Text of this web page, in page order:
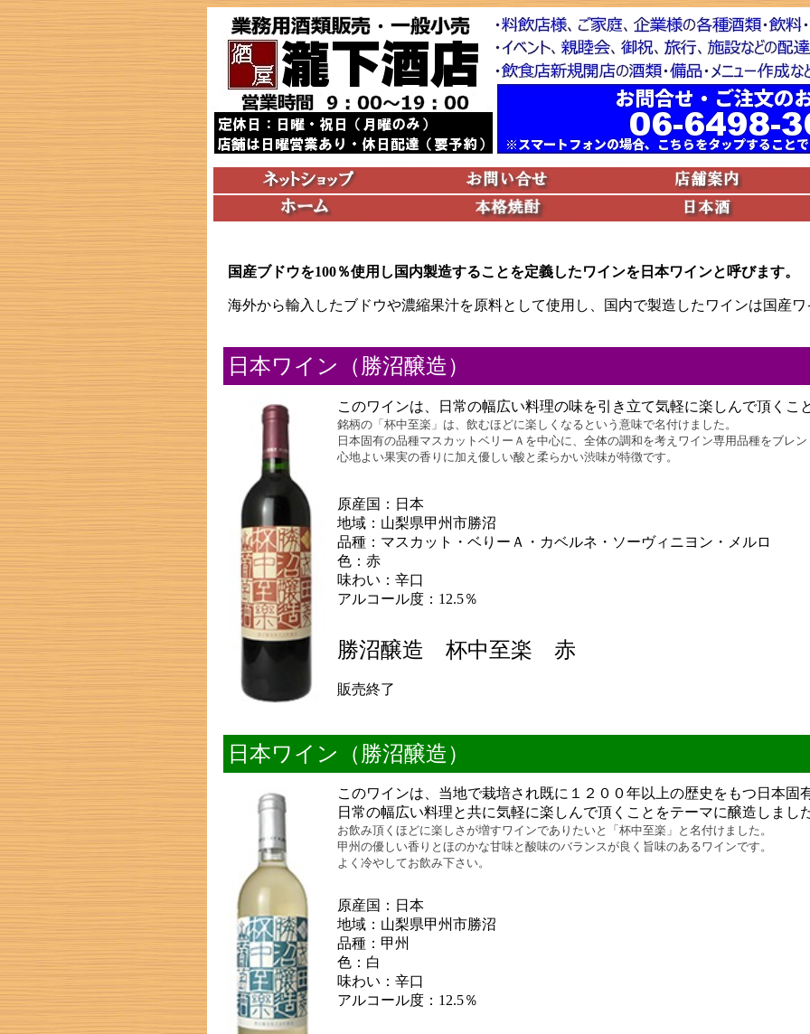
国産ブドウを100％使用し国内製造することを定義したワインを日本ワインと呼びます。
海外から輸入したブドウや濃縮果汁を原料として使用し、国内で製造したワインは国産
日本ワイン（勝沼醸造）
このワインは、日常の幅広い料理の味を引き立て気軽に楽しんで頂くこ
銘柄の「杯中至楽」は、飲むほどに楽しくなるという意味で名付けました。
日本固有の品種マスカットベリーＡを中心に、全体の調和を考えワイン専用品種をブレ
心地よい果実の香りに加え優しい酸と柔らかい渋味が特徴です。
原産国：日本
地域：山梨県甲州市勝沼
品種：マスカット・ベりーＡ・カベルネ・ソーヴィニヨン・メルロ
色：赤
味わい：辛口
アルコール度：12.5％
勝沼醸造 杯中至楽 赤
販売終了
日本ワイン（勝沼醸造）
このワインは、当地で栽培され既に１２００年以上の歴史をもつ日本固
日常の幅広い料理と共に気軽に楽しんで頂くことをテーマに醸造しまし
お飲み頂くほどに楽しさが増すワインでありたいと「杯中至楽」と名付けました。
甲州の優しい香りとほのかな甘味と酸味のバランスが良く旨味のあるワインです。
よく冷やしてお飲み下さい。
原産国：日本
地域：山梨県甲州市勝沼
品種：甲州
色：白
味わい：辛口
アルコール度：12.5％